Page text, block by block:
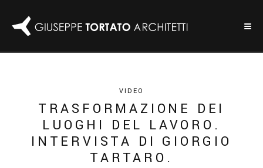
VIDEO
TRASFORMAZIONE DEI
LUOGHI DEL LAVORO.
INTERVISTA DI GIORGIO
TARTARO.